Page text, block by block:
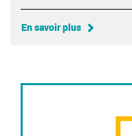
En savoir plus